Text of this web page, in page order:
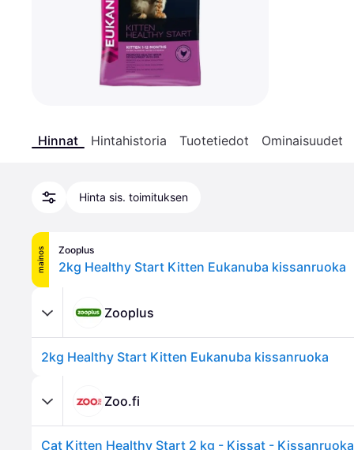
Hinnat Hintahistoria Tuotetiedot Ominaisuudet
Hinta sis. toimituksen
mainos Zooplus
2kg Healthy Start Kitten Eukanuba kissanruoka
Zooplus
2kg Healthy Start Kitten Eukanuba kissanruoka
Zoo.fi